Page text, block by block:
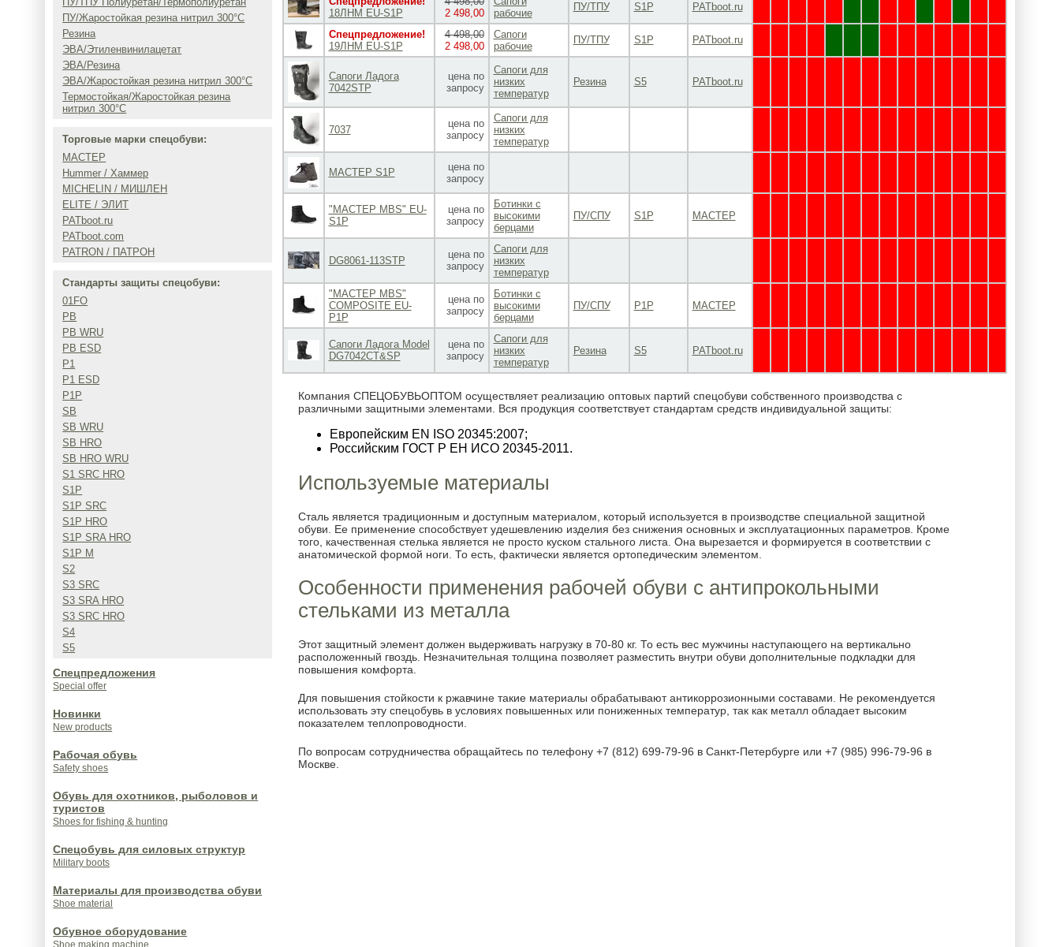
ПУ/Жаростойкая резина нитрил 300°C
Резина
ЭВА/Этиленвинилацетат
ЭВА/Резина
ЭВА/Жаростойкая резина нитрил 300°C
Термостойкая/Жаростойкая резина
нитрил 300°C
Торговые марки спецобуви:
МАСТЕР
Hummer / Хаммер
MICHELIN / МИШЛЕН
ELITE / ЭЛИТ
PATboot.ru
PATboot.com
PATRON / ПАТРОН
Стандарты защиты спецобуви:
01FO
PB
PB WRU
PB ESD
P1
P1 ESD
P1P
SB
SB WRU
SB HRO
SB HRO WRU
S1 SRC HRO
S1P
S1P SRC
S1P HRO
S1P SRA HRO
S1P M
S2
S3 SRC
S3 SRA HRO
S3 SRC HRO
S4
S5
Спецпредложения
Special offer
Новинки
New products
Рабочая обувь
Safety shoes
Обувь для охотников, рыболовов и
туристов
Shoes for fishing & hunting
Спецобувь для силовых структур
Military boots
Материалы для производства обуви
Shoe material
Обувное оборудование
Shoe making machine
18ЛНМ EU-S1P
2 498,00
рабочие
ПУ/ТПУ S1P PATboot.ru
Спецпредложение!
19ЛНМ EU-S1P
4 498,00
2 498,00
Сапоги
рабочие
ПУ/ТПУ S1P PATboot.ru
Сапоги Ладога
7042STP
цена по
запросу
Сапоги для
низких
температур
Резина S5 PATboot.ru
7037
цена по
запросу
Сапоги для
низких
температур
МАСТЕР S1P
цена по
запросу
"МАСТЕР МВS" EU-
S1P
цена по
запросу
Ботинки с
высокими
берцами
ПУ/СПУ S1P МАСТЕР
DG8061-113STP
цена по
запросу
Сапоги для
низких
температур
"МАСТЕР МВS"
COMPOSITE EU-
P1P
цена по
запросу
Ботинки с
высокими
берцами
ПУ/СПУ P1P МАСТЕР
Сапоги Ладога Model
DG7042CT&SP
цена по
запросу
Сапоги для
низких
температур
Резина S5 PATboot.ru
Компания СПЕЦОБУВЬОПТОМ осуществляет реализацию оптовых партий спецобуви собственного производства с
различными защитными элементами. Вся продукция соответствует стандартам средств индивидуальной защиты:
Европейским EN ISO 20345:2007;
Российским ГОСТ Р ЕН ИСО 20345-2011.
Используемые материалы
Сталь является традиционным и доступным материалом, который используется в производстве специальной защитной
обуви. Ее применение способствует удешевлению изделия без снижения основных и эксплуатационных параметров. Кроме
того, качественная стелька является не просто куском стального листа. Она вырезается и формируется в соответствии с
анатомической формой ноги. То есть, фактически является ортопедическим элементом.
Особенности применения рабочей обуви с антипрокольными
стельками из металла
Этот защитный элемент должен выдерживать нагрузку в 70-80 кг. То есть вес мужчины наступающего на вертикально
расположенный гвоздь. Незначительная толщина позволяет разместить внутри обуви дополнительные подкладки для
повышения комфорта.
Для повышения стойкости к ржавчине такие материалы обрабатывают антикоррозионными составами. Не рекомендуется
использовать эту спецобувь в условиях повышенных или пониженных температур, так как металл обладает высоким
показателем теплопроводности.
По вопросам сотрудничества обращайтесь по телефону +7 (812) 699-79-96 в Санкт-Петербурге или +7 (985) 996-79-96 в
Москве.